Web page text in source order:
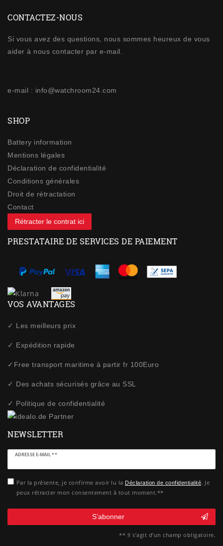
CONTACTEZ-NOUS
Si vous avez des questions, nous sommes heureux de vous
aider à nous contacter par e-mail.
e-mail : info@watchroom24.com
SHOP
Battery information
Mentions légales
Déclaration de confidentialité
Conditions générales
Droit de rétractation
Contact
Rétracter le contrat ici
PRESTATAIRE DE SERVICES DE PAIEMENT
VOS AVANTAGES
✓ Les meilleurs prix
✓ Expédition rapide
✓Free transport maritime à partir fr 100Euro
✓ Des achats sécurisés grâce au SSL
✓ Politique de confidentialité
NEWSLETTER
ADRESSE E-MAIL **
Ceres::Template.newsletterHoneypotLabel
Par la présente, je confirme avoir lu la Déclaration de confidentialité. Je
peux rétracter mon consentement à tout moment.**
S’abonner
** Il s’agit d’un champ obligatoire.